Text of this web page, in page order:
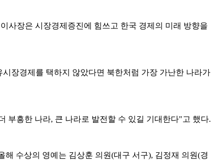
사장은 시장경제증진에 힘쓰고 한국 경제의 미래 방향을
장경제를 택하지 않았다면 북한처럼 가장 가난한 나라가
부흥한 나라, 큰 나라로 발전할 수 있길 기대한다"고 했다.
수상의 영예는 김상훈 의원(대구 서구), 김정재 의원(경